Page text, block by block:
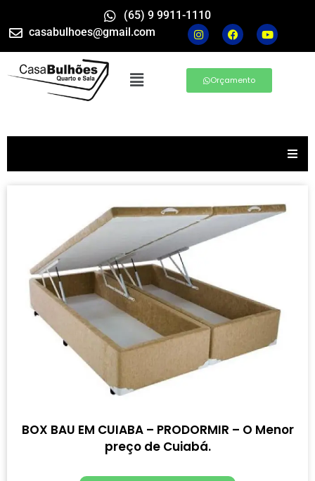
(65) 9 9911-1110
casabulhoes@gmail.com
Orçamento
BOX BAU EM CUIABA – PRODORMIR – O Menor
preço de Cuiabá.